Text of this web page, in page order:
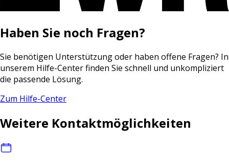
Haben Sie noch Fragen?
Sie benötigen Unterstützung oder haben offene Fragen? In
unserem Hilfe-Center finden Sie schnell und unkompliziert
die passende Lösung.
Zum Hilfe-Center
Weitere Kontaktmöglichkeiten